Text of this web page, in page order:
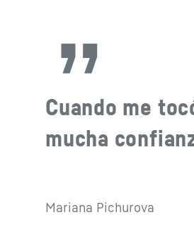
Cuando me
mucha
Mariana Pichurova